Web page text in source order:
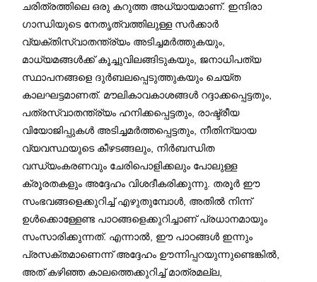
ചരിത്രത്തിലെ ഒരു കറുത്ത അധ്യായമാണ്. ഇന്ദിരാ
ഗാന്ധിയുടെ നേതൃത്വത്തിലുള്ള സർക്കാർ
വ്യക്തിസ്വാതന്ത്ര്യം അടിച്ചമർത്തുകയും,
മാധ്യമങ്ങൾക്ക് കൂച്ചുവിലങ്ങിടുകയും, ജനാധിപത്യ
സ്ഥാപനങ്ങളെ ദുർബലപ്പെടുത്തുകയും ചെയ്ത
കാലഘട്ടമാണത്. മൗലികാവകാശങ്ങൾ റദ്ദാക്കപ്പെട്ടതും,
പത്രസ്വാതന്ത്ര്യം ഹനിക്കപ്പെട്ടതും, രാഷ്ട്രീയ
വിയോജിപ്പുകൾ അടിച്ചമർത്തപ്പെട്ടതും, നീതിന്യായ
വ്യവസ്ഥയുടെ കീഴടങ്ങലും, നിർബന്ധിത
വന്ധ്യംകരണവും ചേരിപൊളിക്കലും പോലുള്ള
ക്രൂരതകളും അദ്ദേഹം വിശദീകരിക്കുന്നു. തരൂർ ഈ
സംഭവങ്ങളെക്കുറിച്ച് എഴുതുമ്പോൾ, അതിൽ നിന്ന്
ഉൾക്കൊള്ളേണ്ട പാഠങ്ങളെക്കുറിച്ചാണ് പ്രധാനമായും
സംസാരിക്കുന്നത്. എന്നാൽ, ഈ പാഠങ്ങൾ ഇന്നും
പ്രസക്തമാണെന്ന് അദ്ദേഹം ഊന്നിപ്പറയുന്നുണ്ടെങ്കിൽ,
അത് കഴിഞ്ഞ കാലത്തെക്കുറിച്ച് മാത്രമല്ല,